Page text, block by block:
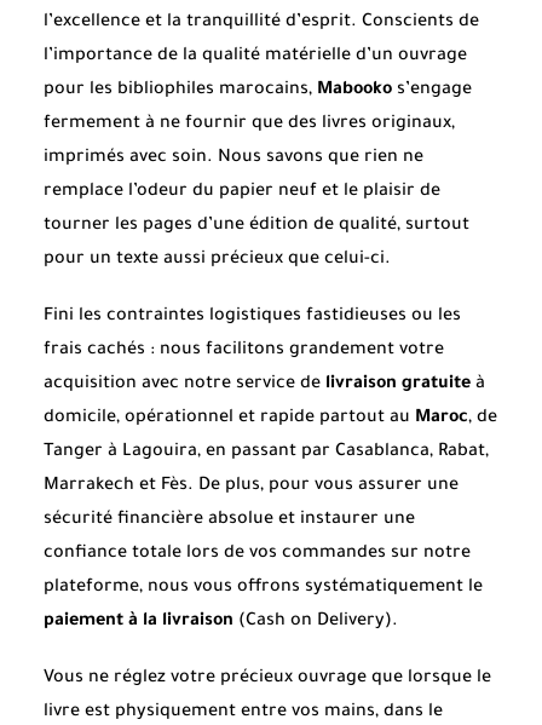
l’excellence et la tranquillité d’esprit. Conscients de
l’importance de la qualité matérielle d’un ouvrage
pour les bibliophiles marocains, Mabooko s’engage
fermement à ne fournir que des livres originaux,
imprimés avec soin. Nous savons que rien ne
remplace l’odeur du papier neuf et le plaisir de
tourner les pages d’une édition de qualité, surtout
pour un texte aussi précieux que celui-ci.
Fini les contraintes logistiques fastidieuses ou les
frais cachés : nous facilitons grandement votre
acquisition avec notre service de livraison gratuite à
domicile, opérationnel et rapide partout au Maroc, de
Tanger à Lagouira, en passant par Casablanca, Rabat,
Marrakech et Fès. De plus, pour vous assurer une
sécurité financière absolue et instaurer une
confiance totale lors de vos commandes sur notre
plateforme, nous vous offrons systématiquement le
paiement à la livraison (Cash on Delivery).
Vous ne réglez votre précieux ouvrage que lorsque le
livre est physiquement entre vos mains, dans le